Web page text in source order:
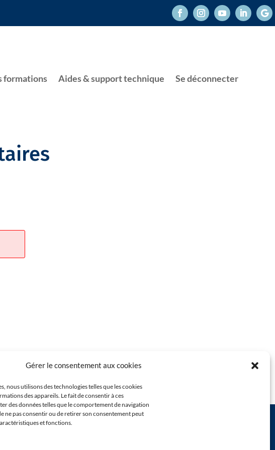
Gérer le consentement aux cookies
nous utilisons des technologies telles que les cookies
des appareils. Le fait de consentir à ces
des données telles que le comportement de navigation
ne pas consentir ou de retirer son consentement peut
et fonctions.
formations Aides & support technique Se déconnecter